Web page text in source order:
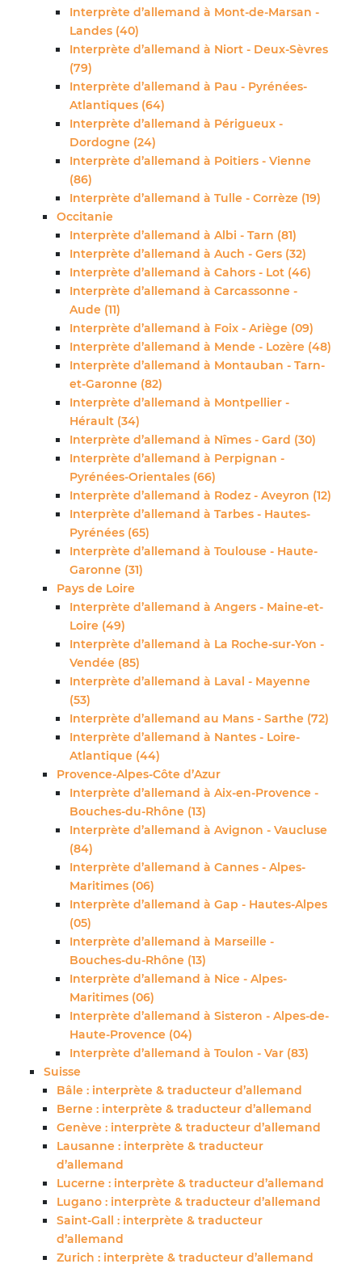
Interprète d’allemand à Mont-de-Marsan -
Landes (40)
Interprète d’allemand à Niort - Deux-Sèvres
(79)
Interprète d’allemand à Pau - Pyrénées-
Atlantiques (64)
Interprète d’allemand à Périgueux -
Dordogne (24)
Interprète d’allemand à Poitiers - Vienne
(86)
Interprète d’allemand à Tulle - Corrèze (19)
Occitanie
Interprète d’allemand à Albi - Tarn (81)
Interprète d’allemand à Auch - Gers (32)
Interprète d’allemand à Cahors - Lot (46)
Interprète d’allemand à Carcassonne -
Aude (11)
Interprète d’allemand à Foix - Ariège (09)
Interprète d’allemand à Mende - Lozère (48)
Interprète d’allemand à Montauban - Tarn-
et-Garonne (82)
Interprète d’allemand à Montpellier -
Hérault (34)
Interprète d’allemand à Nîmes - Gard (30)
Interprète d’allemand à Perpignan -
Pyrénées-Orientales (66)
Interprète d’allemand à Rodez - Aveyron (12)
Interprète d’allemand à Tarbes - Hautes-​
Pyrénées (65)
Interprète d’allemand à Toulouse - Haute-
Garonne (31)
Pays de Loire
Interprète d’allemand à Angers - Maine-et-
Loire (49)
Interprète d’allemand à La Roche-sur-Yon -
Vendée (85)
Interprète d’allemand à Laval - Mayenne
(53)
Interprète d’allemand au Mans - Sarthe (72)
Interprète d’allemand à Nantes - Loire-
Atlantique (44)
Provence-Alpes-Côte d’Azur
Interprète d’allemand à Aix-en-Provence -
Bouches-du-Rhône (13)
Interprète d’allemand à Avignon - Vaucluse
(84)
Interprète d’allemand à Cannes - Alpes-
Maritimes (06)
Interprète d’allemand à Gap - Hautes-Alpes
(05)
Interprète d’allemand à Marseille -
Bouches-du-Rhône (13)
Interprète d’allemand à Nice - Alpes-
Maritimes (06)
Interprète d’allemand à Sisteron - Alpes-de-
Haute-Provence (04)
Interprète d’allemand à Toulon - Var (83)
Suisse
Bâle : interprète & traducteur d’allemand
Berne : interprète & traducteur d’allemand
Genève : interprète & traducteur d’allemand
Lausanne : interprète & traducteur
d’allemand
Lucerne : interprète & traducteur d’allemand
Lugano : interprète & traducteur d’allemand
Saint-Gall : interprète & traducteur
d’allemand
Zurich : interprète & traducteur d’allemand